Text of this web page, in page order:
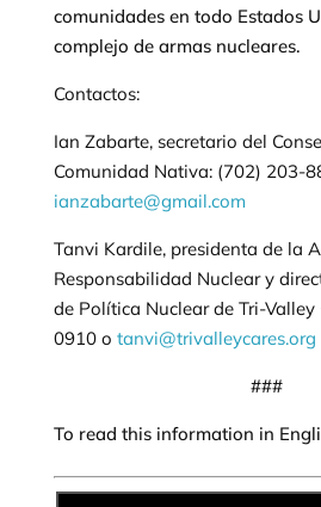
comunidades en todo Estados
complejo de armas nucleares.
Contactos:
Ian Zabarte, secretario del
Comunidad Nativa: (702) 203-
ianzabarte@gmail.com
Tanvi Kardile, presidenta de la
Responsabilidad Nuclear y
de Política Nuclear de Tri-Valley
0910 o tanvi@trivalleycares.org
###
To read this information in